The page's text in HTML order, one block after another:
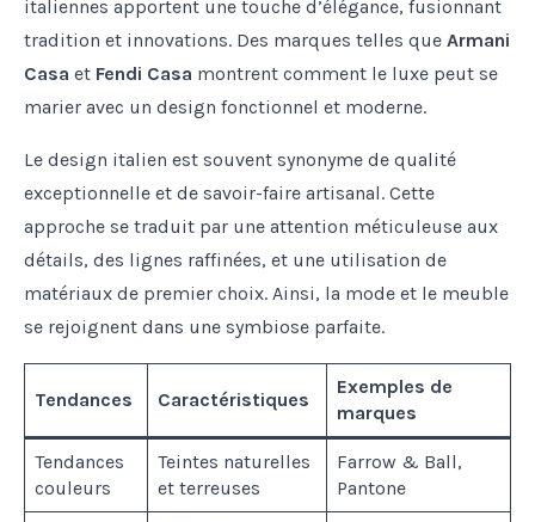
italiennes apportent une touche d’élégance, fusionnant
tradition et innovations. Des marques telles que Armani
Casa et Fendi Casa montrent comment le luxe peut se
marier avec un design fonctionnel et moderne.
Le design italien est souvent synonyme de qualité
exceptionnelle et de savoir-faire artisanal. Cette
approche se traduit par une attention méticuleuse aux
détails, des lignes raffinées, et une utilisation de
matériaux de premier choix. Ainsi, la mode et le meuble
se rejoignent dans une symbiose parfaite.
Tendances Caractéristiques
Exemples de
marques
Tendances
couleurs
Teintes naturelles
et terreuses
Farrow & Ball,
Pantone